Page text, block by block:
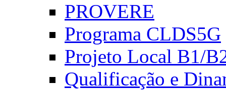
PROVERE
Programa CLDS5G
Projeto Local B1/
Qualificação e